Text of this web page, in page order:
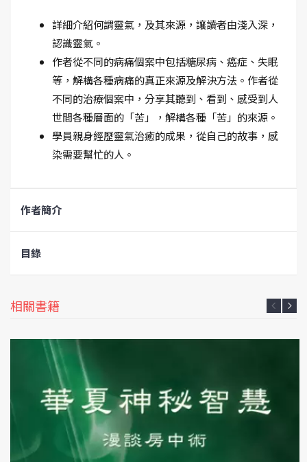
詳細介紹何謂靈氣，及其來源，讓讀者由淺入深，
認識靈氣。
作者從不同的病痛個案中包括糖尿病、癌症、失眠
等，解構各種病痛的真正來源及解決方法。作者從
不同的治療個案中，分享其聽到、看到、感受到人
世間各種層面的「苦」，解構各種「苦」的來源。
學員親身經歷靈氣治癒的成果，從自己的故事，感
染需要幫忙的人。
作者簡介
目錄
相關書籍